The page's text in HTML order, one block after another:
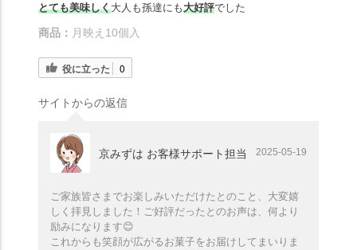
とても美味しく大人も孫達にも大好評でした
商品： 月映え10個入
役に立った 0
サイトからの返信
京みずは お客様サポート担当 2025-05-19
ご家族皆さまでお楽しみいただけたとのこと、大変嬉
しく拝見しました！ご好評だったとのお声は、何より
励みになります😊
これからも笑顔が広がるお菓子をお届けしてまいりま